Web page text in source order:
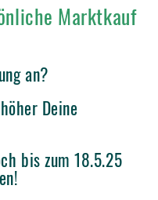
Marktkauf
an?
Deine
bis zum 18.5.25